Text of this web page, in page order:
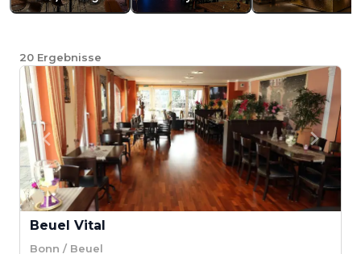
20 Ergebnisse
Beuel Vital
Bonn / Beuel